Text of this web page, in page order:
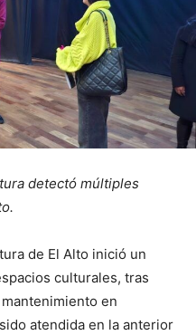
detectó múltiples
de El Alto inició un
culturales, tras
en
atendida en la anterior